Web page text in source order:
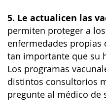
5. Le actualicen las
permiten proteger a
enfermedades propias
tan importante que su
Los programas
distintos consultorios
pregunte al médico de